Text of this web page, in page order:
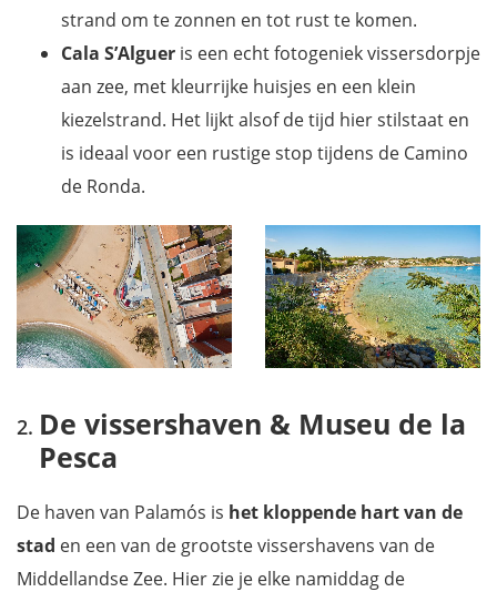
strand om te zonnen en tot rust te komen.
Cala S’Alguer is een echt fotogeniek vissersdorpje
aan zee, met kleurrijke huisjes en een klein
kiezelstrand. Het lijkt alsof de tijd hier stilstaat en
is ideaal voor een rustige stop tijdens de Camino
de Ronda.
De vissershaven & Museu de la
Pesca
De haven van Palamós is het kloppende hart van de
stad en een van de grootste vissershavens van de
Middellandse Zee. Hier zie je elke namiddag de